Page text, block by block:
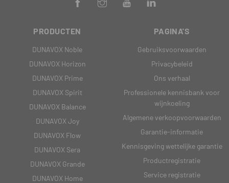
PRODUCTEN
DUNAVOX Noble
DUNAVOX Horizon
DUNAVOX Prime
DUNAVOX Spirit
DUNAVOX Balance
DUNAVOX Joy
DUNAVOX Flow
DUNAVOX Sera
DUNAVOX Grande
DUNAVOX Home
PAGINA'S
Gebruiksvoorwaarden
Privacybeleid
Ons verhaal
Professionele kennisbank voor
wijnkoeling
Algemene verkoopvoorwaarden
Garantie-informatie
Kennisgeving wettelijke garantie
Productregistratie
Service registratie